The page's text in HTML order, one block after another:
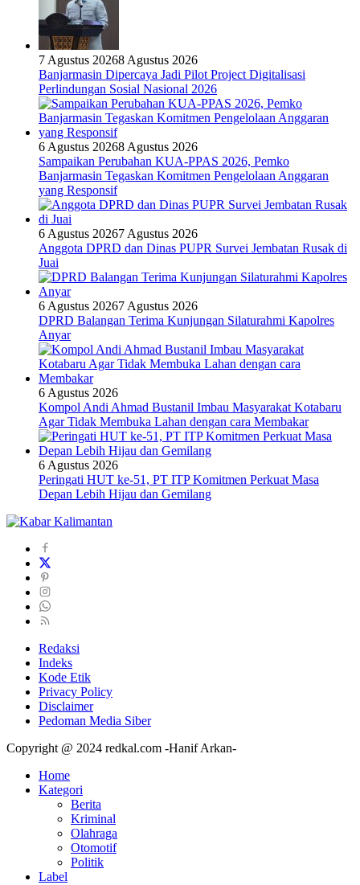
7 Agustus 20268 Agustus 2026
Banjarmasin Dipercaya Jadi Pilot Project Digitalisasi
Perlindungan Sosial Nasional 2026
6 Agustus 20268 Agustus 2026
Sampaikan Perubahan KUA-PPAS 2026, Pemko
Banjarmasin Tegaskan Komitmen Pengelolaan Anggaran
yang Responsif
6 Agustus 20267 Agustus 2026
Anggota DPRD dan Dinas PUPR Survei Jembatan Rusak di
Juai
6 Agustus 20267 Agustus 2026
DPRD Balangan Terima Kunjungan Silaturahmi Kapolres
Anyar
6 Agustus 2026
Kompol Andi Ahmad Bustanil Imbau Masyarakat Kotabaru
Agar Tidak Membuka Lahan dengan cara Membakar
6 Agustus 2026
Peringati HUT ke-51, PT ITP Komitmen Perkuat Masa
Depan Lebih Hijau dan Gemilang
Redaksi
Indeks
Kode Etik
Privacy Policy
Disclaimer
Pedoman Media Siber
Copyright @ 2024 redkal.com -Hanif Arkan-
Home
Kategori
Berita
Kriminal
Olahraga
Otomotif
Politik
Label